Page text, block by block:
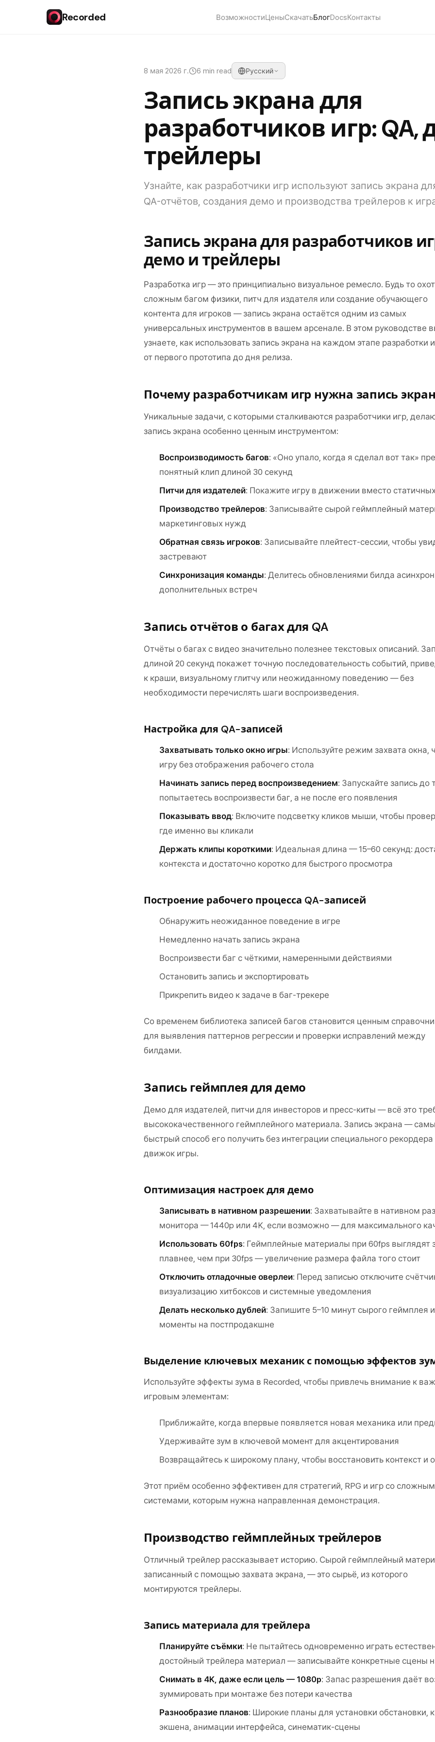
Recorded ВозможностиЦеныСкачатьБлогDocsКонтакты
8 мая 2026 г. 6 min read Русский
Запись экрана для
разработчиков игр: QA,
трейлеры
Узнайте, как разработчики игр используют запись экрана
QA-отчётов, создания демо и производства трейлеров к
Запись экрана для разработчиков
демо и трейлеры
Разработка игр — это принципиально визуальное ремесло. Будь то
сложным багом физики, питч для издателя или создание обучающего
контента для игроков — запись экрана остаётся одним из самых
универсальных инструментов в вашем арсенале. В этом руководстве
узнаете, как использовать запись экрана на каждом этапе разработки
от первого прототипа до дня релиза.
Почему разработчикам игр нужна запись
Уникальные задачи, с которыми сталкиваются разработчики игр,
запись экрана особенно ценным инструментом:
Воспроизводимость багов: «Оно упало, когда я сделал вот так»
понятный клип длиной 30 секунд
Питчи для издателей: Покажите игру в движении вместо
Производство трейлеров: Записывайте сырой геймплейный
маркетинговых нужд
Обратная связь игроков: Записывайте плейтест-сессии, чтобы
застревают
Синхронизация команды: Делитесь обновлениями билда
дополнительных встреч
Запись отчётов о багах для QA
Отчёты о багах с видео значительно полезнее текстовых описаний.
длиной 20 секунд покажет точную последовательность событий,
к краши, визуальному глитчу или неожиданному поведению — без
необходимости перечислять шаги воспроизведения.
Настройка для QA-записей
Захватывать только окно игры: Используйте режим захвата окна,
игру без отображения рабочего стола
Начинать запись перед воспроизведением: Запускайте запись до
попытаетесь воспроизвести баг, а не после его появления
Показывать ввод: Включите подсветку кликов мыши, чтобы
где именно вы кликали
Держать клипы короткими: Идеальная длина — 15–60 секунд:
контекста и достаточно коротко для быстрого просмотра
Построение рабочего процесса QA-записей
Обнаружить неожиданное поведение в игре
Немедленно начать запись экрана
Воспроизвести баг с чёткими, намеренными действиями
Остановить запись и экспортировать
Прикрепить видео к задаче в баг-трекере
Со временем библиотека записей багов становится ценным
для выявления паттернов регрессии и проверки исправлений между
билдами.
Запись геймплея для демо
Демо для издателей, питчи для инвесторов и пресс-киты — всё это
высококачественного геймплейного материала. Запись экрана —
быстрый способ его получить без интеграции специального рекордера
движок игры.
Оптимизация настроек для демо
Записывать в нативном разрешении: Захватывайте в нативном
монитора — 1440p или 4K, если возможно — для максимального
Использовать 60fps: Геймплейные материалы при 60fps выглядят
плавнее, чем при 30fps — увеличение размера файла того стоит
Отключить отладочные оверлеи: Перед записью отключите
визуализацию хитбоксов и системные уведомления
Делать несколько дублей: Запишите 5–10 минут сырого геймплея
моменты на постпродакшне
Выделение ключевых механик с помощью эффектов
Используйте эффекты зума в Recorded, чтобы привлечь внимание к
игровым элементам:
Приближайте, когда впервые появляется новая механика или
Удерживайте зум в ключевой момент для акцентирования
Возвращайтесь к широкому плану, чтобы восстановить контекст
Этот приём особенно эффективен для стратегий, RPG и игр со
системами, которым нужна направленная демонстрация.
Производство геймплейных трейлеров
Отличный трейлер рассказывает историю. Сырой геймплейный
записанный с помощью захвата экрана, — это сырьё, из которого
монтируются трейлеры.
Запись материала для трейлера
Планируйте съёмки: Не пытайтесь одновременно играть
достойный трейлера материал — записывайте конкретные сцены
Снимать в 4K, даже если цель — 1080p: Запас разрешения даёт
зуммировать при монтаже без потери качества
Разнообразие планов: Широкие планы для установки обстановки,
экшена, анимации интерфейса, синематик-сцены